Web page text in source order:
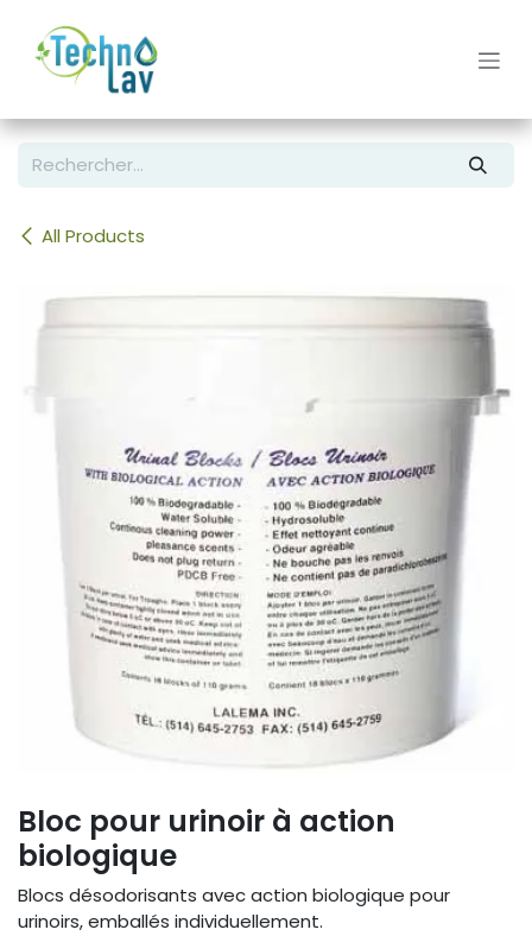
All Products
Bloc pour urinoir à action
biologique
Blocs désodorisants avec action biologique pour
urinoirs, emballés individuellement.